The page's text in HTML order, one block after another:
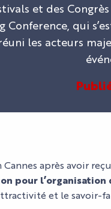
et des
Conference, qui
les acteurs
après avoir
pour l’organisation
et le savoir-